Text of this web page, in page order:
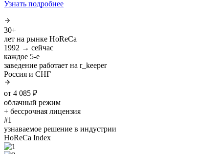
Узнать подробнее
30+
лет на рынке HoReCa
1992 → сейчас
каждое 5-е
заведение работает на r_keeper
Россия и СНГ
от 4 085 ₽
облачный режим
+ бессрочная лицензия
#1
узнаваемое решение в индустрии
HoReCa Index